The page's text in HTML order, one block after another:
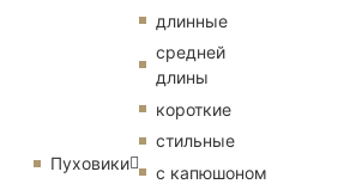
Пуховики
длинные
средней
длины
короткие
стильные
с капюшоном